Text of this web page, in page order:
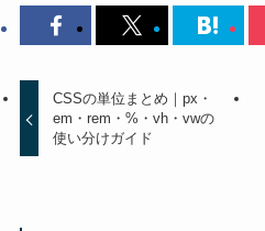
CSSの単位まとめ｜px・
em・rem・%・vh・vwの
使い分けガイド